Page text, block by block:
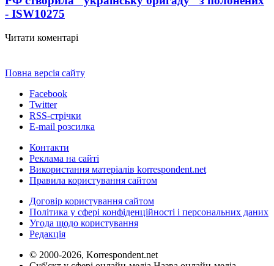
- ISW10275
Читати коментарі
Повна версія сайту
Facebook
Twitter
RSS-стрічки
E-mail розсилка
Контакти
Реклама на сайті
Використання матеріалів korrespondent.net
Правила користування сайтом
Договір користування сайтом
Політика у сфері конфіденційності і персональних даних
Угода щодо користування
Редакція
© 2000-2026, Korrespondent.net